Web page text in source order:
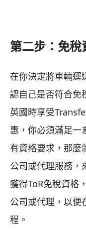
第二步：免稅
在你決定將車輛運
認自己是否符合免
英國時享受
惠，你必須滿足一
有資格要求，那麼
公司或代理服務，
獲得ToR免稅資格
公司或代理，以便
程。